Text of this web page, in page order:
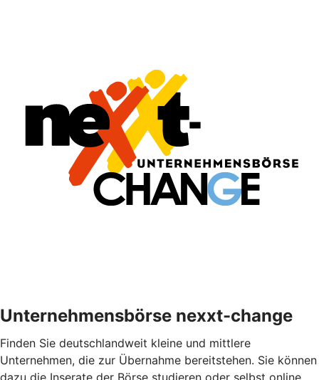
Unternehmensbörse nexxt-change
Finden Sie deutschlandweit kleine und mittlere
Unternehmen, die zur Übernahme bereitstehen. Sie können
dazu die Inserate der Börse studieren oder selbst online